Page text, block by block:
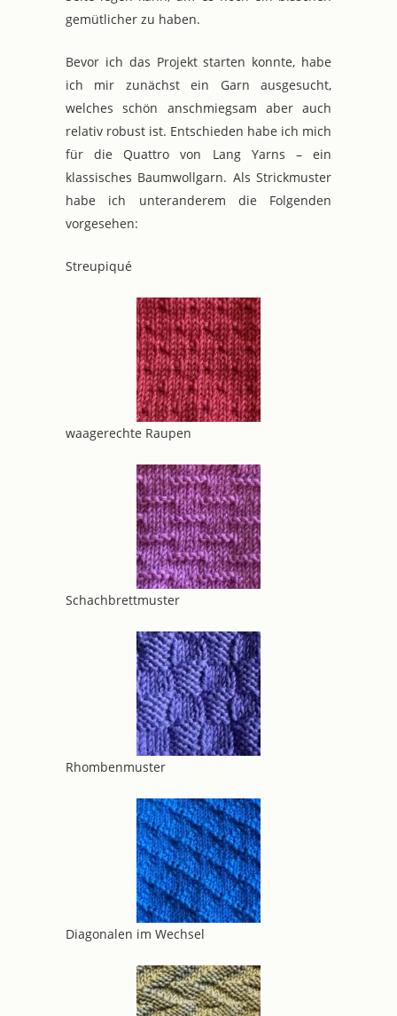
gemütlicher zu haben.
Bevor ich das Projekt starten konnte, habe
ich mir zunächst ein Garn ausgesucht,
welches schön anschmiegsam aber auch
relativ robust ist. Entschieden habe ich mich
für die Quattro von Lang Yarns – ein
klassisches Baumwollgarn. Als Strickmuster
habe ich unteranderem die Folgenden
vorgesehen:
Streupiqué
waagerechte Raupen
Schachbrettmuster
Rhombenmuster
Diagonalen im Wechsel